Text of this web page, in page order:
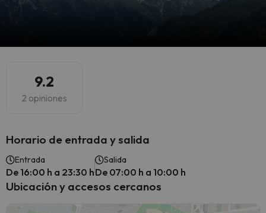
9.2
2 opiniones
Horario de entrada y salida
Entrada
De 16:00 h a 23:30 h
Salida
De 07:00 h a 10:00 h
Ubicación y accesos cercanos